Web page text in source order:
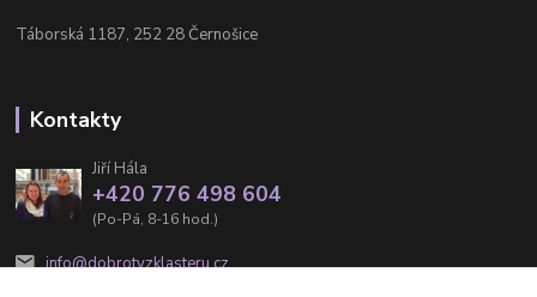
Táborská 1187, 252 28 Černošice
Kontakty
Jiří Hála
+420 776 498 604
(Po-Pá, 8-16 hod.)
info@dobrotyzklasteru.cz